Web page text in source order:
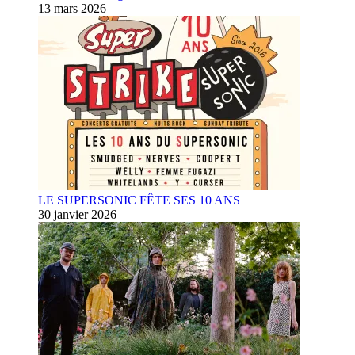
13 mars 2026
LE SUPERSONIC FÊTE SES 10 ANS
30 janvier 2026